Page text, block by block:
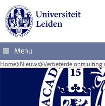
Ga direct naar de inhoud
Menu
Home Nieuws Verbeterde ontsluiting